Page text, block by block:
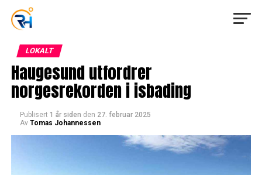
LOKALT
Haugesund utfordrer
norgesrekorden i isbading
Publisert 1 år siden den 27. februar 2025
Av Tomas Johannessen